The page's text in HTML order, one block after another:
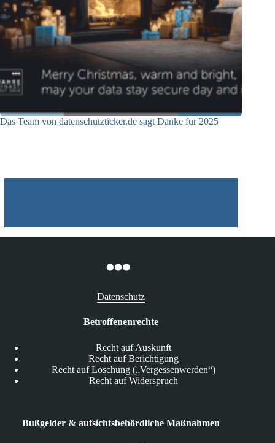
Das Team von datenschutzticker.de sagt Danke für 2025
Datenschutz
Betroffenenrechte
Recht auf Auskunft
Recht auf Berichtigung
Recht auf Löschung („Vergessenwerden“)
Recht auf Widerspruch
Bußgelder & aufsichtsbehördliche Maßnahmen